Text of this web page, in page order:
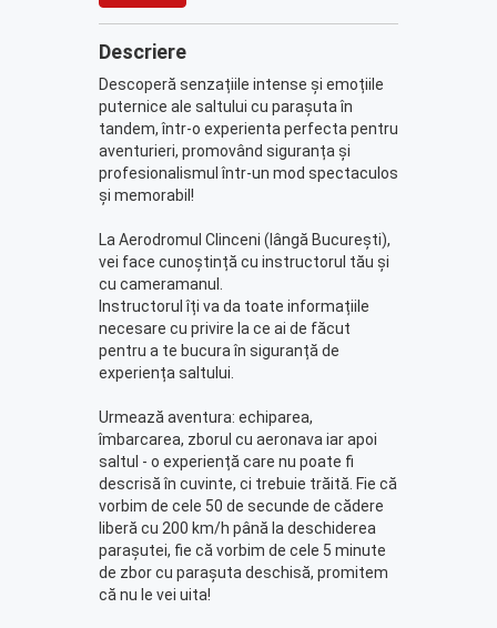
Descriere
Descoperă senzațiile intense și emoțiile
puternice ale saltului cu parașuta în
tandem, într-o experienta perfecta pentru
aventurieri, promovând siguranța și
profesionalismul într-un mod spectaculos
și memorabil!
La Aerodromul Clinceni (lângă București),
vei face cunoștință cu instructorul tău și
cu cameramanul.
Instructorul îți va da toate informațiile
necesare cu privire la ce ai de făcut
pentru a te bucura în siguranță de
experiența saltului.
Urmează aventura: echiparea,
îmbarcarea, zborul cu aeronava iar apoi
saltul - o experiență care nu poate fi
descrisă în cuvinte, ci trebuie trăită. Fie că
vorbim de cele 50 de secunde de cădere
liberă cu 200 km/h până la deschiderea
parașutei, fie că vorbim de cele 5 minute
de zbor cu parașuta deschisă, promitem
că nu le vei uita!